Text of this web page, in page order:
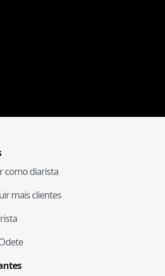
como diarista
mais clientes